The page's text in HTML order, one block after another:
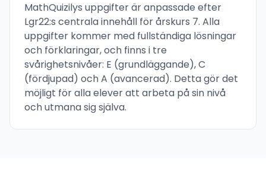
MathQuizilys uppgifter är anpassade efter
Lgr22:s centrala innehåll för årskurs 7. Alla
uppgifter kommer med fullständiga lösningar
och förklaringar, och finns i tre
svårighetsnivåer: E (grundläggande), C
(fördjupad) och A (avancerad). Detta gör det
möjligt för alla elever att arbeta på sin nivå
och utmana sig själva.